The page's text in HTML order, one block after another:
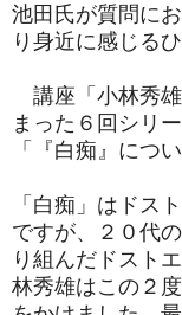
池田氏が質問に
り身近に感じる
講座「小林秀
まった６回シリ
「『白痴』につ
「白痴」はドス
ですが、２０代
り組んだドスト
林秀雄はこの２